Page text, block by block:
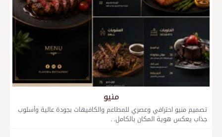
منيو
تصميم منيو احترافي وعصري للمطاعم والكافيهات بجودة عالية وأسلوب
جذاب يعكس هوية المكان بالكامل. .